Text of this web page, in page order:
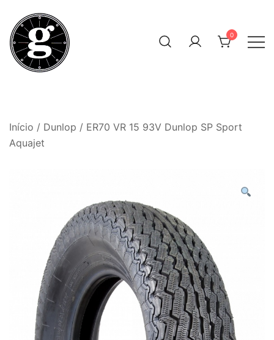
content
0
Início / Dunlop / ER70 VR 15 93V Dunlop SP Sport
Aquajet